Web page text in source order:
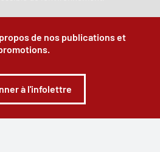
de nos publications et
à l'infolettre